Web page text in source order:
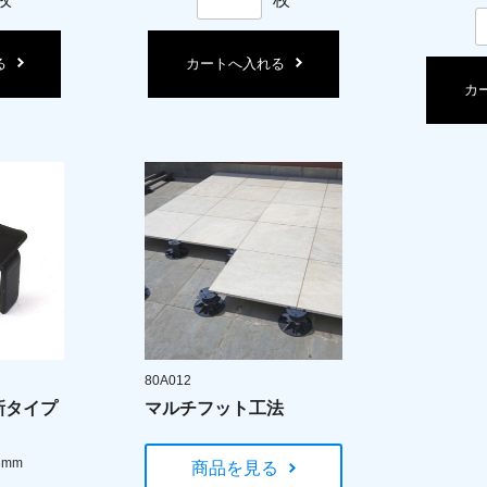
カートへ入れる
カ
イプ
80A012
マルチフット工法
商品を見る